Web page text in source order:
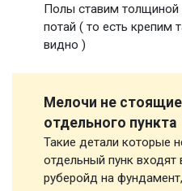
Полы ставим
потай ( то есть крепим
видно )
Мелочи не
отдельного пункта
Такие детали которые
отдельный пунк входят
руберойд на